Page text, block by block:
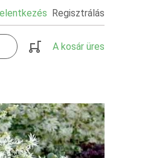
Regisztrálás
A kosár üres